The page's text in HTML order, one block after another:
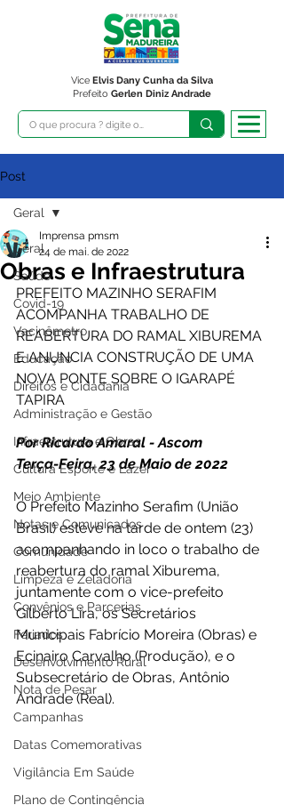
Prefeito Gerlen Diniz Andrade
Vice Elvis Dany Cunha da Silva
Post
Geral
Saúde
Covid-19
Vacinômetro
Educação
Direitos e Cidadania
Administração e Gestão
Infraestrutura e Obras
Cultura Esporte e Lazer
Meio Ambiente
Notas e Comunicados
Comunidade
Limpeza e Zeladoria
Convênios e Parcerias
Feriados
Desenvolvimento Rural
Nota de Pesar
Campanhas
Datas Comemorativas
Vigilância Em Saúde
Plano de Contingência
Geral
Obras e Infraestrutura
Imprensa pmsm
24 de mai. de 2022
PREFEITO MAZINHO SERAFIM
ACOMPANHA TRABALHO DE
REABERTURA DO RAMAL XIBUREMA
E ANUNCIA CONSTRUÇÃO DE UMA
NOVA PONTE SOBRE O IGARAPÉ
TAPIRA
Por Ricardo Amaral - Ascom
Terça-Feira, 23 de Maio de 2022
O Prefeito Mazinho Serafim (União
Brasil) esteve na tarde de ontem (23)
acompanhando in loco o trabalho de
reabertura do ramal Xiburema,
juntamente com o vice-prefeito
Gilberto Lira, os Secretários
Municipais Fabrício Moreira (Obras) e
Ecinairo Carvalho (Produção), e o
Subsecretário de Obras, Antônio
Andrade (Real).